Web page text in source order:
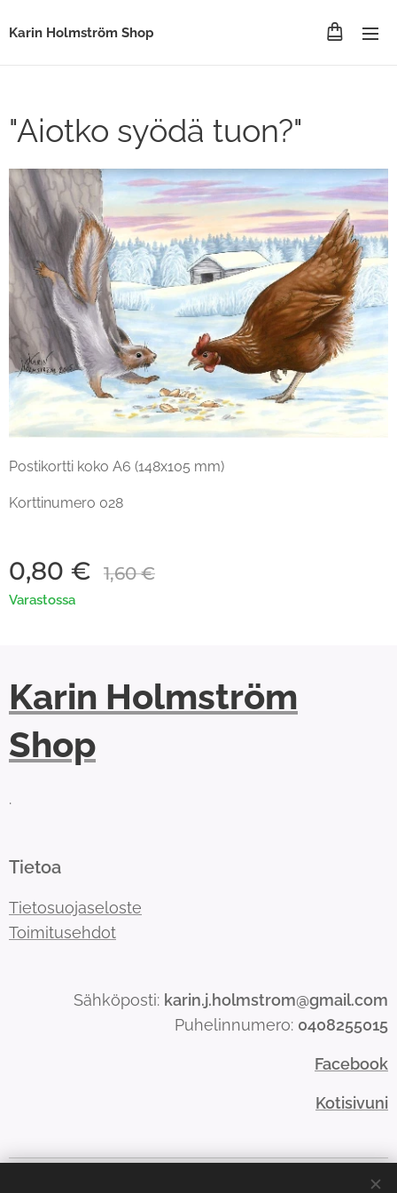
Karin Holmström Shop
"Aiotko syödä tuon?"
Postikortti koko A6 (148x105 mm)
Korttinumero 028
0,80 € 1,60€
Varastossa
Karin Holmström
Shop
.
Tietoa
Tietosuojaseloste
Toimitusehdot
Sähköposti: karin.j.holmstrom@gmail.com
Puhelinnumero: 0408255015
Facebook
Kotisivuni